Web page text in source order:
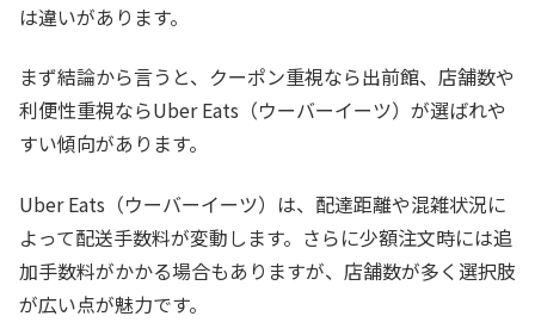
は違いがあります。
まず結論から言うと、クーポン重視なら出前館、店舗数や
利便性重視ならUber Eats（ウーバーイーツ）が選ばれや
すい傾向があります。
Uber Eats（ウーバーイーツ）は、配達距離や混雑状況に
よって配送手数料が変動します。さらに少額注文時には追
加手数料がかかる場合もありますが、店舗数が多く選択肢
が広い点が魅力です。